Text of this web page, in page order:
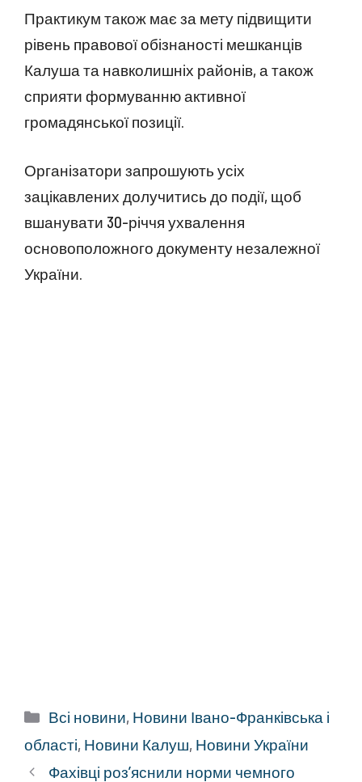
Практикум також має за мету підвищити
рівень правової обізнаності мешканців
Калуша та навколишніх районів, а також
сприяти формуванню активної
громадянської позиції.
Організатори запрошують усіх
зацікавлених долучитись до події, щоб
вшанувати 30-річчя ухвалення
основоположного документу незалежної
України.
Категорії
Всі новини, Новини Івано-Франківська і
області, Новини Калуш, Новини України
Фахівці роз’яснили норми чемного